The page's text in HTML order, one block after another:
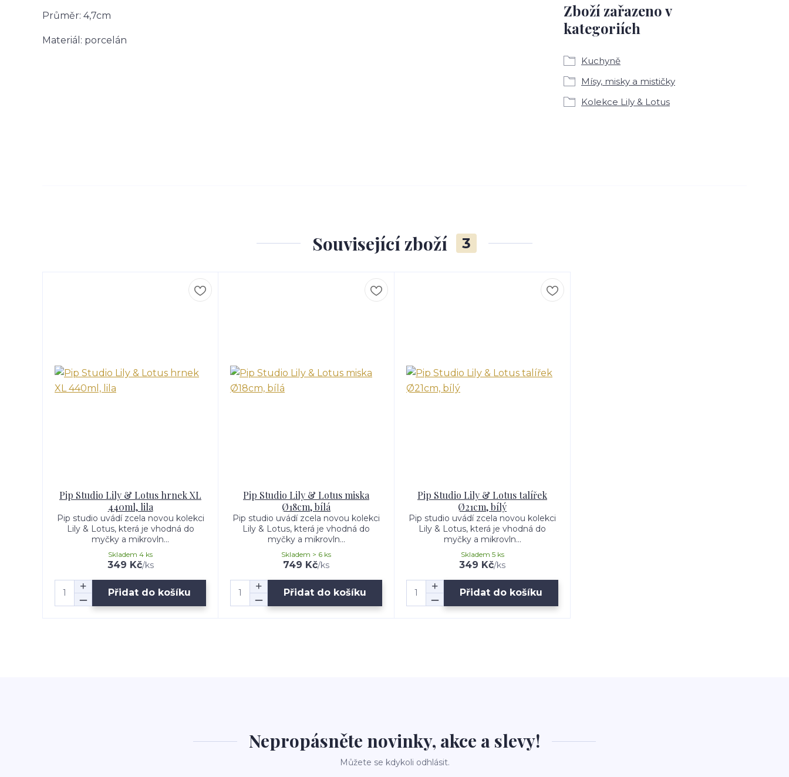
Průměr: 4,7cm
Materiál: porcelán
Zboží zařazeno v
kategoriích
Kuchyně
Mísy, misky a mističky
Kolekce Lily & Lotus
Související zboží 3
Pip Studio Lily & Lotus hrnek XL
440ml, lila
Pip studio uvádí zcela novou kolekci
Lily & Lotus, která je vhodná do
myčky a mikrovln...
349 Kč/ks
Skladem 4 ks
Přidat do košíku
Pip Studio Lily & Lotus miska
Ø18cm, bílá
Pip studio uvádí zcela novou kolekci
Lily & Lotus, která je vhodná do
myčky a mikrovln...
749 Kč/ks
Skladem > 6 ks
Přidat do košíku
Pip Studio Lily & Lotus talířek
Ø21cm, bílý
Pip studio uvádí zcela novou kolekci
Lily & Lotus, která je vhodná do
myčky a mikrovln...
349 Kč/ks
Skladem 5 ks
Přidat do košíku
Nepropásněte novinky, akce a slevy!
Můžete se kdykoli odhlásit.